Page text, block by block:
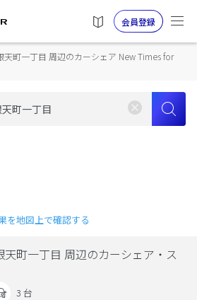
会員登録
天町一丁目 周辺のカーシェア New Times for
を地図上で確認する
町一丁目 周辺のカーシェア・ス
3 台